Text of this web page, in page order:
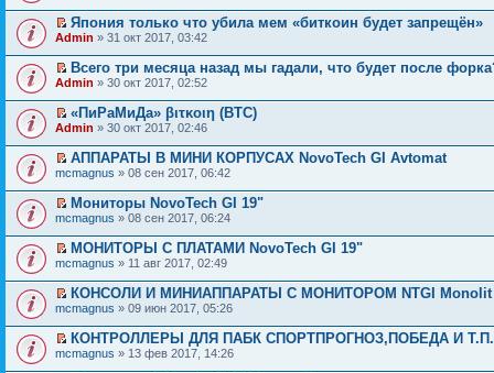
Япония только что убила мем «биткоин будет запрещён»
Admin » 31 окт 2017, 03:42
Всего три месяца назад мы гадали, что будет после
Admin » 30 окт 2017, 02:52
«ПиРаМиДа» βιτκοιη (BTC)
Admin » 30 окт 2017, 02:46
АППАРАТЫ В МИНИ КОРПУСАХ NovoTech GI Avtomat
mcmagnus » 08 сен 2017, 06:42
Мониторы NovoTech GI 19"
mcmagnus » 08 сен 2017, 06:24
МОНИТОРЫ С ПЛАТАМИ NovoTech GI 19"
mcmagnus » 11 авг 2017, 02:49
КОНСОЛИ И МИНИАППАРАТЫ С МОНИТОРОМ NTGI Monolit
mcmagnus » 09 июн 2017, 05:26
КОНТРОЛЛЕРЫ ДЛЯ ПАБК СПОРТПРОГНОЗ,ПОБЕДА И Т.П.
mcmagnus » 13 фев 2017, 14:26